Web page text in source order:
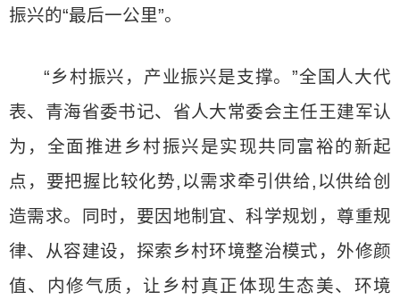
振兴的“最后一公里”。
“乡村振兴，产业振兴是支撑。”全国人大代
表、青海省委书记、省人大常委会主任王建军认
为，全面推进乡村振兴是实现共同富裕的新起
点，要把握比较化势,以需求牵引供给,以供给创
造需求。同时，要因地制宜、科学规划，尊重规
律、从容建设，探索乡村环境整治模式，外修颜
值、内修气质，让乡村真正体现生态美、环境